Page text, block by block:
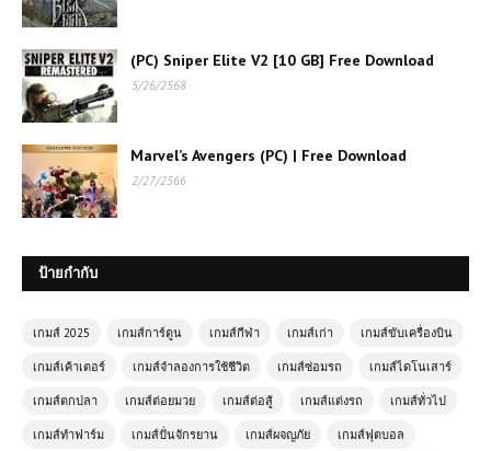
(PC) Sniper Elite V2 [10 GB] Free Download
5/26/2568
Marvel’s Avengers (PC) | Free Download
2/27/2566
ป้ายกำกับ
เกมส์ 2025 เกมส์การ์ตูน เกมส์กีฬา เกมส์เก่า เกมส์ขับเครื่องบิน
เกมส์เค้าเตอร์ เกมส์จำลองการใช้ชีวิต เกมส์ซ่อมรถ เกมส์ไดโนเสาร์
เกมส์ตกปลา เกมส์ต่อยมวย เกมส์ต่อสู้ เกมส์แต่งรถ เกมส์ทั่วไป
เกมส์ทำฟาร์ม เกมส์ปั่นจักรยาน เกมส์ผจญภัย เกมส์ฟุตบอล